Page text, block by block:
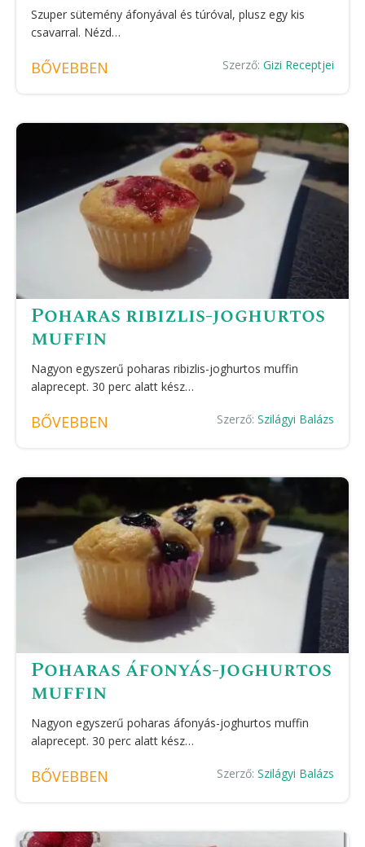
Szuper sütemény áfonyával és túróval, plusz egy kis
csavarral. Nézd…
BŐVEBBEN Szerző: Gizi Receptjei
Poharas ribizlis-joghurtos
muffin
Nagyon egyszerű poharas ribizlis-joghurtos muffin
alaprecept. 30 perc alatt kész…
BŐVEBBEN Szerző: Szilágyi Balázs
Poharas áfonyás-joghurtos
muffin
Nagyon egyszerű poharas áfonyás-joghurtos muffin
alaprecept. 30 perc alatt kész…
BŐVEBBEN Szerző: Szilágyi Balázs